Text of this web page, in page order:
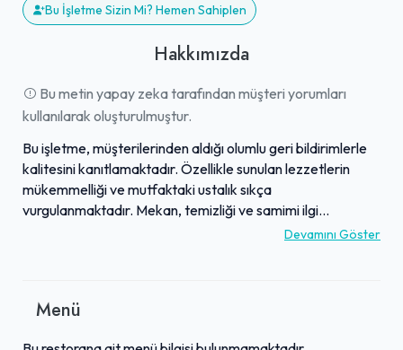
Bu İşletme Sizin Mi? Hemen Sahiplen
Hakkımızda
Bu metin yapay zeka tarafından müşteri yorumları
kullanılarak oluşturulmuştur.
Bu işletme, müşterilerinden aldığı olumlu geri bildirimlerle
kalitesini kanıtlamaktadır. Özellikle sunulan lezzetlerin
mükemmelliği ve mutfaktaki ustalık sıkça
vurgulanmaktadır. Mekan, temizliği ve samimi ilgi
alakasıyla misafirlerinin güvenini kazanmıştır. Güler yüzlü
kesinlikle tavsiye edilmektedir.
Devamını Göster
Menü